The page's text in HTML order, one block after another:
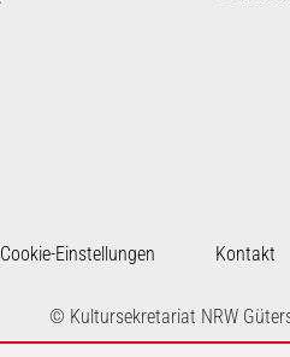
Cookie-Einstellungen Kontakt
© Kultursekretariat NRW